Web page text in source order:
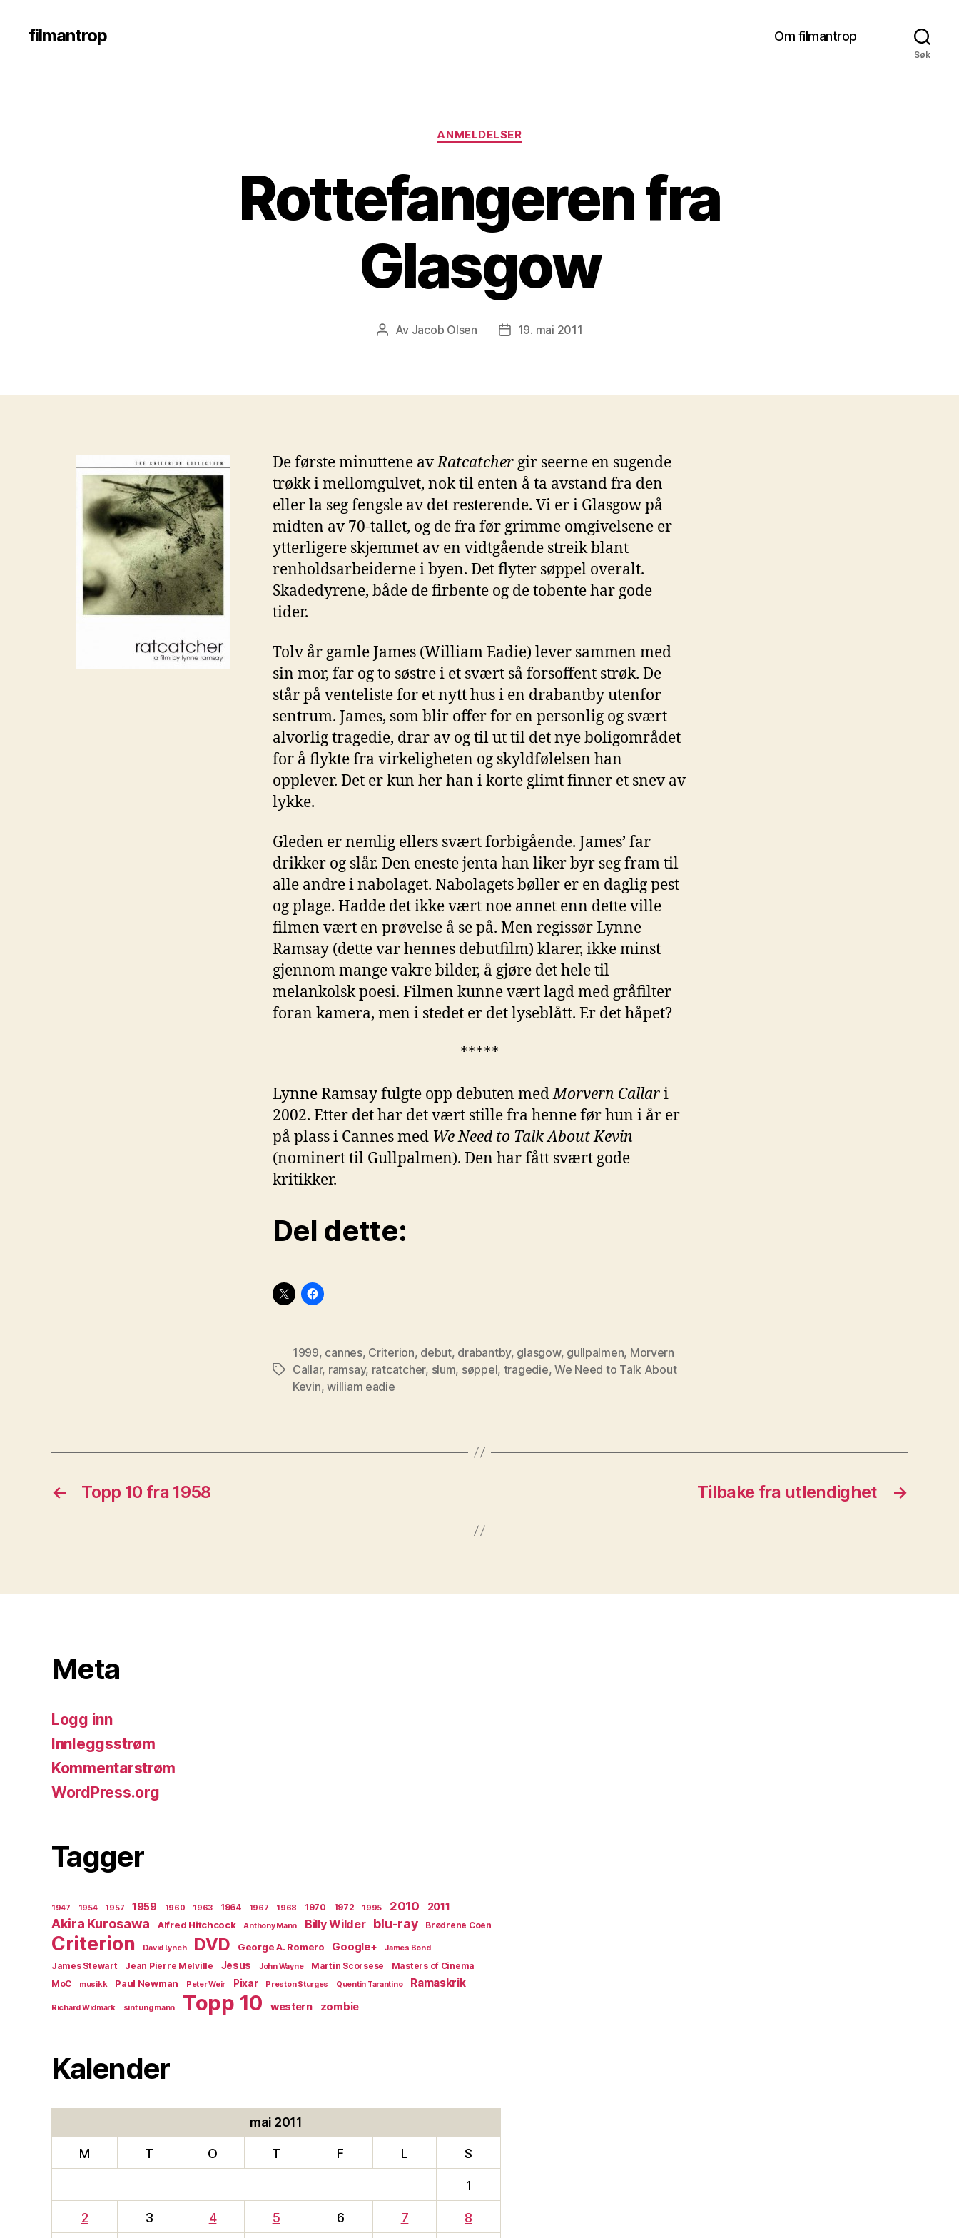
filmantrop Om filmantrop
Søk
Kategorier
ANMELDELSER
Rottefangeren fra
Glasgow
Innleggsforfatter
Av Jacob Olsen Publiseringsdato
19. mai 2011
De første minuttene avRatcatcher gir seerne en sugende
trøkk i mellomgulvet, nok til enten å ta avstand fra den
eller la seg fengsle av det resterende. Vi er i Glasgow på
midten av 70-tallet, og de fra før grimme omgivelsene er
ytterligere skjemmet av en vidtgående streik blant
renholdsarbeiderne i byen. Det flyter søppel overalt.
Skadedyrene, både de firbente og de tobente har gode
tider.
Tolv år gamle James (William Eadie) lever sammen med
sin mor, far og to søstre i et svært så forsoffent strøk. De
står på venteliste for et nytt hus i en drabantby utenfor
sentrum. James, som blir offer for en personlig og svært
alvorlig tragedie, drar av og til ut til det nye boligområdet
for å flykte fra virkeligheten og skyldfølelsen han
opplever. Det er kun her han i korte glimt finner et snev av
lykke.
Gleden er nemlig ellers svært forbigående. James’ far
drikker og slår. Den eneste jenta han liker byr seg fram til
alle andre i nabolaget. Nabolagets bøller er en daglig pest
og plage. Hadde det ikke vært noe annet enn dette ville
filmen vært en prøvelse å se på. Men regissør Lynne
Ramsay (dette var hennes debutfilm) klarer, ikke minst
gjennom mange vakre bilder, å gjøre det hele til
melankolsk poesi. Filmen kunne vært lagd med gråfilter
foran kamera, men i stedet er det lyseblått. Er det håpet?
*****
Lynne Ramsay fulgte opp debuten medMorvern Callari
2002. Etter det har det vært stille fra henne før hun i år er
på plass i Cannes med We Need to Talk About Kevin
(nominert til Gullpalmen). Den har fått svært gode
kritikker.
Del dette:
Stikkord
1999, cannes, Criterion, debut, drabantby, glasgow, gullpalmen, Morvern
Callar, ramsay, ratcatcher, slum, søppel, tragedie,We Need to Talk About
Kevin,william eadie
← Topp 10 fra 1958 →
Tilbake fra utlendighet
Meta
Logg inn
Innleggsstrøm
Kommentarstrøm
WordPress.org
Tagger
1947 1954 1957 1959 1960 1963 1964 1967 1968 1970 1972 1995 2010 2011
Akira Kurosawa Alfred Hitchcock Anthony Mann Billy Wilder blu-ray Brødrene Coen
Criterion David Lynch DVD George A. Romero Google+ James Bond
James Stewart Jean Pierre Melville Jesus John Wayne Martin Scorsese
Masters of Cinema
MoC
musikk Paul Newman Peter Weir Pixar Preston Sturges Quentin Tarantino Ramaskrik
Richard Widmark sint ung mann Topp 10 western zombie
Kalender
mai 2011
M T O T F L S
1
2 3 4 5 6 7 8